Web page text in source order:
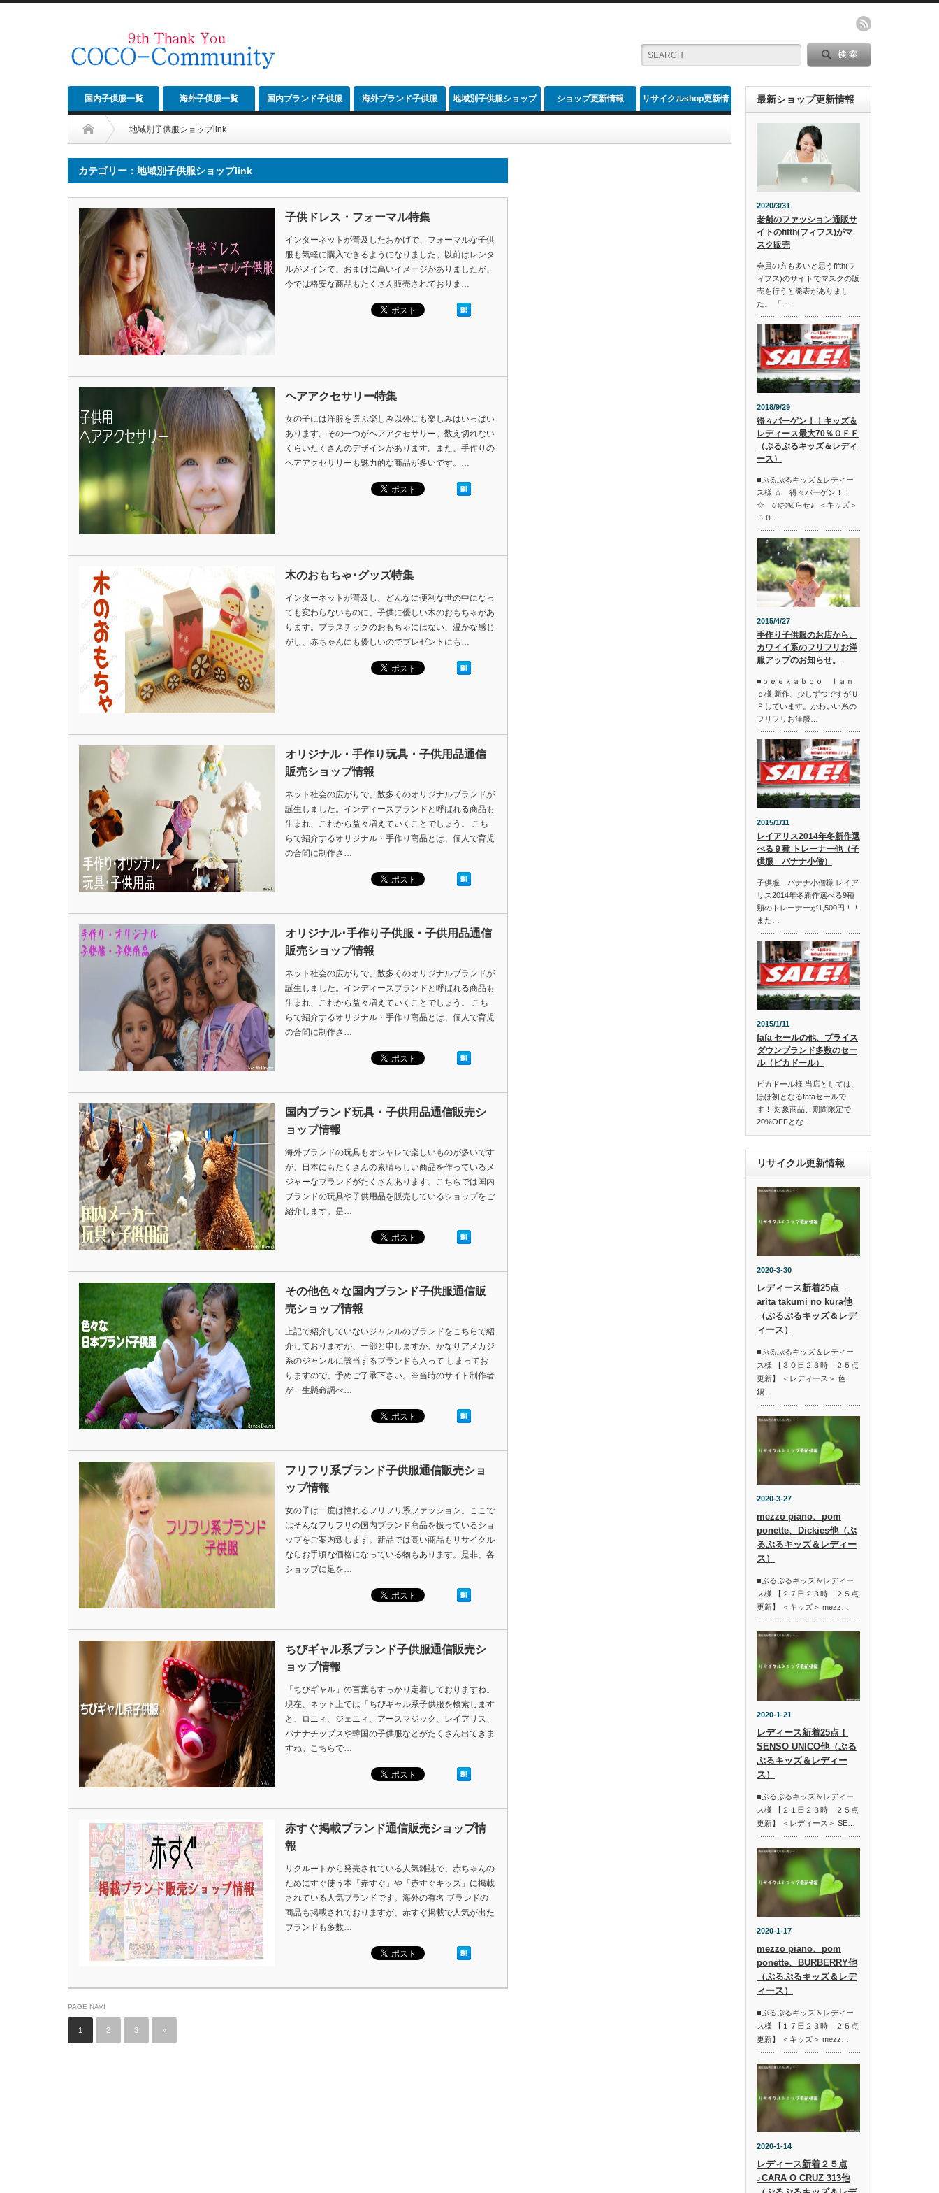
国内子供服一覧 海外子供服一覧 国内ブランド子供服 海外ブランド子供服 地域別子供服ショップ ショップ更新情報 リサイクルshop更新情
地域別子供服ショップlink
カテゴリー：地域別子供服ショップlink
子供ドレス・フォーマル特集
インターネットが普及したおかげで、フォーマルな子供
服も気軽に購入できるようになりました。以前はレンタ
ルがメインで、おまけに高いイメージがありましたが、
今では格安な商品もたくさん販売されておりま…
ヘアアクセサリー特集
女の子には洋服を選ぶ楽しみ以外にも楽しみはいっぱい
あります。その一つがヘアアクセサリー。数え切れない
くらいたくさんのデザインがあります。また、手作りの
ヘアアクセサリーも魅力的な商品が多いです。…
木のおもちゃ･グッズ特集
インターネットが普及し、どんなに便利な世の中になっ
ても変わらないものに、子供に優しい木のおもちゃがあ
ります。プラスチックのおもちゃにはない、温かな感じ
がし、赤ちゃんにも優しいのでプレゼントにも…
オリジナル・手作り玩具・子供用品通信
販売ショップ情報
ネット社会の広がりで、数多くのオリジナルブランドが
誕生しました。インディーズブランドと呼ばれる商品も
生まれ、これから益々増えていくことでしょう。 こち
らで紹介するオリジナル・手作り商品とは、個人で育児
の合間に制作さ…
オリジナル･手作り子供服・子供用品通信
販売ショップ情報
ネット社会の広がりで、数多くのオリジナルブランドが
誕生しました。インディーズブランドと呼ばれる商品も
生まれ、これから益々増えていくことでしょう。 こち
らで紹介するオリジナル・手作り商品とは、個人で育児
の合間に制作さ…
国内ブランド玩具・子供用品通信販売シ
ョップ情報
海外ブランドの玩具もオシャレで楽しいものが多いです
が、日本にもたくさんの素晴らしい商品を作っているメ
ジャーなブランドがたくさんあります。こちらでは国内
ブランドの玩具や子供用品を販売しているショップをご
紹介します。是…
その他色々な国内ブランド子供服通信販
売ショップ情報
上記で紹介していないジャンルのブランドをこちらで紹
介しておりますが、一部と申しますか、かなりアメカジ
系のジャンルに該当するブランドも入って しまってお
りますので、予めご了承下さい。※当時のサイト制作者
が一生懸命調べ…
フリフリ系ブランド子供服通信販売ショ
ップ情報
女の子は一度は憧れるフリフリ系ファッション。ここで
はそんなフリフリの国内ブランド商品を扱っているショ
ップをご案内致します。新品では高い商品もリサイクル
ならお手頃な価格になっている物もあります。是非、各
ショップに足を…
ちびギャル系ブランド子供服通信販売シ
ョップ情報
「ちびギャル」の言葉もすっかり定着しておりますね。
現在、ネット上では「ちびギャル系子供服を検索します
と、ロニィ、ジェニィ、アースマジック、レイアリス、
バナナチップスや韓国の子供服などがたくさん出てきま
すね。こちらで…
赤すぐ掲載ブランド通信販売ショップ情
報
リクルートから発売されている人気雑誌で、赤ちゃんの
ためにすぐ使う本「赤すぐ」や「赤すぐキッズ」に掲載
されている人気ブランドです。海外の有名 ブランドの
商品も掲載されておりますが、赤すぐ掲載で人気が出た
ブランドも多数…
PAGE NAVI
1 2 3 »
最新ショップ更新情報
2020/3/31
老舗のファッション通販サ
イトのfifth(フィフス)がマ
スク販売
会員の方も多いと思うfifth(フ
ィフス)のサイトでマスクの販
売を行うと発表がありまし
た。 「…
2018/9/29
得々バーゲン！！キッズ＆
レディース最大70％ＯＦＦ
（ぷるぷるキッズ＆レディ
ース）
■ぷるぷるキッズ＆レディー
ス様 ☆ 得々バーゲン！！
☆ のお知らせ♪ ＜キッズ＞
５０…
2015/4/27
手作り子供服のお店から、
カワイイ系のフリフリお洋
服アップのお知らせ。
■ｐｅｅｋａｂｏｏ ｌａｎ
ｄ様 新作、少しずつですがＵ
Ｐしています。かわいい系の
フリフリお洋服…
2015/1/11
レイアリス2014年冬新作選
べる９種 トレーナー他（子
供服 バナナ小僧）
子供服 バナナ小僧様 レイア
リス2014年冬新作選べる9種
類のトレーナーが1,500円！！
また…
2015/1/11
fafa セールの他、プライス
ダウンブランド多数のセー
ル（ピカドール）
ピカドール様 当店としては、
ほぼ初となるfafaセールで
す！ 対象商品、期間限定で
20%OFFとな…
リサイクル更新情報
2020-3-30
レディース新着25点
arita takumi no kura他
（ぷるぷるキッズ＆レデ
ィース）
■ぷるぷるキッズ＆レディー
ス様 【３０日２３時 ２５点
更新】 ＜レディース＞ 色
鍋…
2020-3-27
mezzo piano、pom
ponette、Dickies他（ぷ
るぷるキッズ＆レディー
ス）
■ぷるぷるキッズ＆レディー
ス様 【２７日２３時 ２５点
更新】 ＜キッズ＞ mezz…
2020-1-21
レディース新着25点！
SENSO UNICO他（ぷる
ぷるキッズ＆レディー
ス）
■ぷるぷるキッズ＆レディー
ス様 【２１日２３時 ２５点
更新】 ＜レディース＞ SE…
2020-1-17
mezzo piano、pom
ponette、BURBERRY他
（ぷるぷるキッズ＆レデ
ィース）
■ぷるぷるキッズ＆レディー
ス様 【１７日２３時 ２５点
更新】 ＜キッズ＞ mezz…
2020-1-14
レディース新着２５点
♪CARA O CRUZ 313他